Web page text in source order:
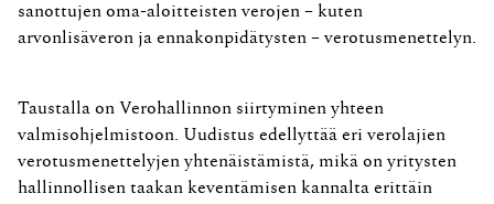
sanottujen oma-aloitteisten verojen – kuten
arvonlisäveron ja ennakonpidätysten – verotusmenettelyn.
Taustalla on Verohallinnon siirtyminen yhteen
valmisohjelmistoon. Uudistus edellyttää eri verolajien
verotusmenettelyjen yhtenäistämistä, mikä on yritysten
hallinnollisen taakan keventämisen kannalta erittäin